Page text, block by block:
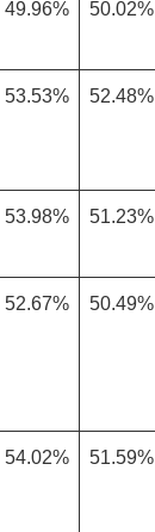
49.96% 50.02%
53.53% 52.48%
53.98% 51.23%
52.67% 50.49%
54.02% 51.59%